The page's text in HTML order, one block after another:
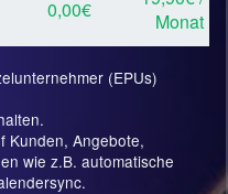
0,00€
Monat
(EPUs)
Kunden, Angebote,
wie z.B. automatische